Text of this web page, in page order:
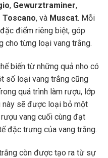
, Gewurztraminer,
Toscano, và Muscat. Mỗi
điểm riêng biệt, góp
cho từng loại vang trắng.
biến từ những quả nho có
số loại vang trắng cũng
quá trình làm rượu, lớp
này sẽ được loại bỏ một
vang cuối cùng đạt
đặc trưng của vang trắng.
còn được tạo ra từ sự